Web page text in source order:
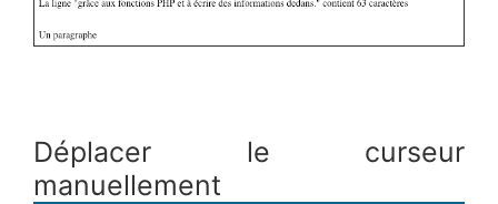
Déplacer le curseur
manuellement